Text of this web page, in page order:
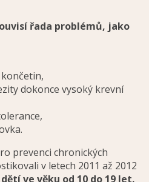
řada problémů, jako
dokonce vysoký krevní
prevenci chronických
v letech 2011 až 2012
dětí ve věku od 10 do 19 let.